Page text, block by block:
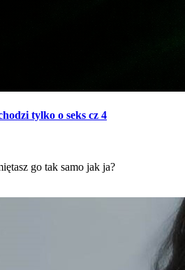
tylko o seks cz 4
go tak samo jak ja?